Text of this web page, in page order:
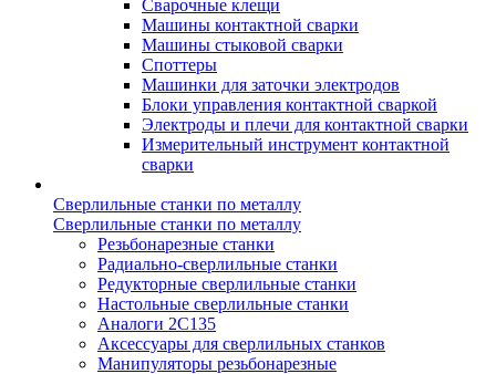
Сварочные клещи
Машины контактной сварки
Машины стыковой сварки
Споттеры
Машинки для заточки электродов
Блоки управления контактной сваркой
Электроды и плечи для контактной сварки
Измерительный инструмент контактной
сварки
Сверлильные станки по металлу
Сверлильные станки по металлу
Резьбонарезные станки
Радиально-сверлильные станки
Редукторные сверлильные станки
Настольные сверлильные станки
Аналоги 2С135
Аксессуары для сверлильных станков
Манипуляторы резьбонарезные